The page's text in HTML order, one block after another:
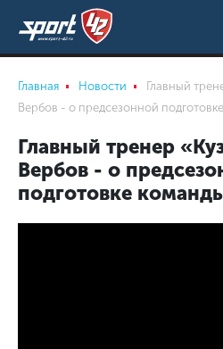
Главная Новости
Главный
Вербов - о предсезонной
Главный тренер
Вербов - о
подготовке